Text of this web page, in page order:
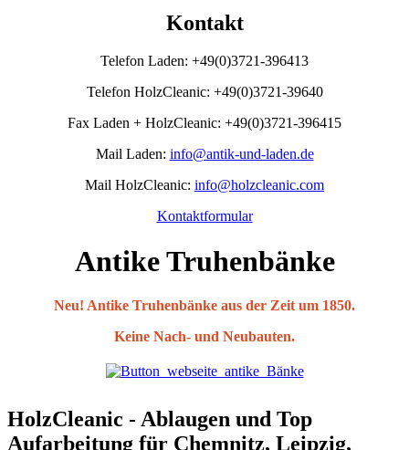
Kontakt
Telefon Laden: +49(0)3721-396413
Telefon HolzCleanic: +49(0)3721-39640
Fax Laden + HolzCleanic: +49(0)3721-396415
Mail Laden: info@antik-und-laden.de
Mail HolzCleanic: info@holzcleanic.com
Kontaktformular
Antike Truhenbänke
Neu! Antike Truhenbänke aus der Zeit um 1850.
Keine Nach- und Neubauten.
HolzCleanic - Ablaugen und Top
Aufarbeitung für Chemnitz, Leipzig,